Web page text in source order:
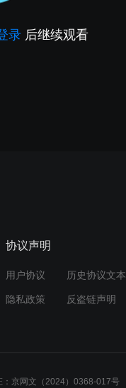
录 后继续观看
协议声明
用户协议 历史协议文本
隐私政策 反盗链声明
：京网文（2024）0368-017号